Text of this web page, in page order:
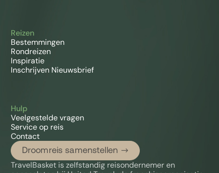
Reizen
Bestemmingen
Rondreizen
Inspiratie
Inschrijven Nieuwsbrief
Hulp
Veelgestelde vragen
Service op reis
Contact
Droomreis samenstellen
TravelBasket is zelfstandig reisondernemer en